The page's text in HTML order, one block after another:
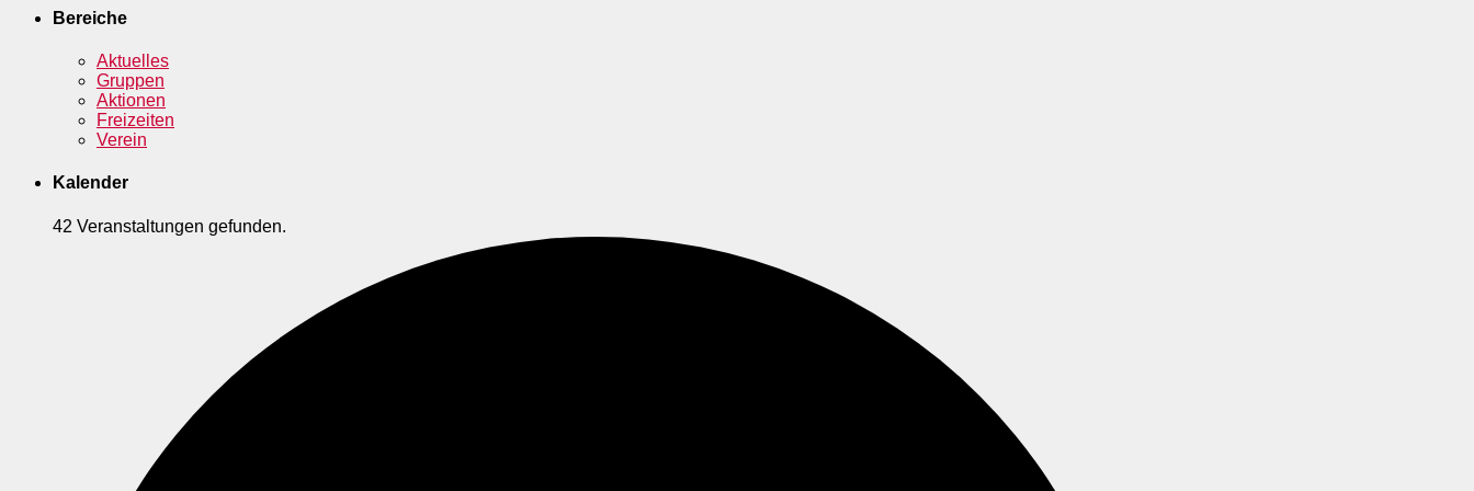
Bereiche
Aktuelles
Gruppen
Aktionen
Freizeiten
Verein
Kalender
42 Veranstaltungen gefunden.